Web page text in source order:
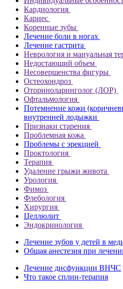
Кардиология
Кариес
Коренные зубы
Лечение боли в ногах
Лечение гастрита
Неврология и мануальная
Недостающий объем
Несовершенства фигуры
Остеохондроз
Оториноларинголог (ЛОР)
Офтальмология
Потемнение кожи
внутренней лодыжки
Признаки старения
Проблемная кожа
Проблемы с эрекцией
Проктология
Терапия
Удаление грыжи живота
Урология
Фимоз
Флебология
Хирургия
Целлюлит
Эндокринология
Лечение зубов у детей в
Общая анестезия при
Лечение дисфункции ВНЧС
Что такое сплин-терапия